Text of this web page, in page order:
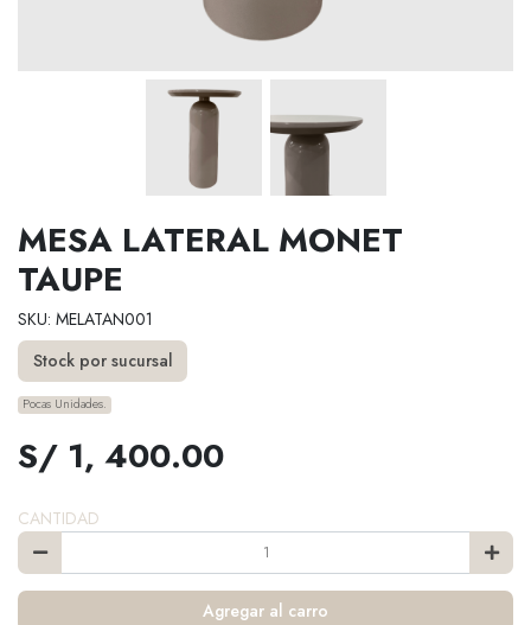
MESA LATERAL MONET
TAUPE
SKU: MELATAN001
Stock por sucursal
Pocas Unidades.
S/ 1, 400.00
CANTIDAD
Agregar al carro